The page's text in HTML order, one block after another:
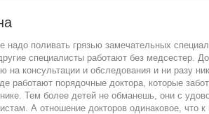
надо поливать грязью замечательных
специалисты работают без медсестер.
на консультации и обследования и ни разу
работают порядочные доктора, которые
Тем более детей не обманешь, они с
А отношение докторов одинаковое, что